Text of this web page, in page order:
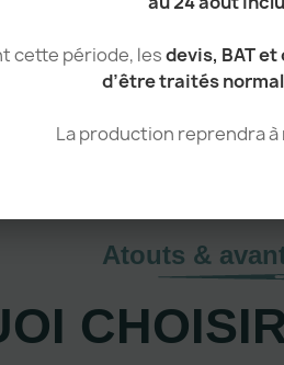
cette période, lesdevis, BAT
d’être traités
La production reprendra
Atouts &